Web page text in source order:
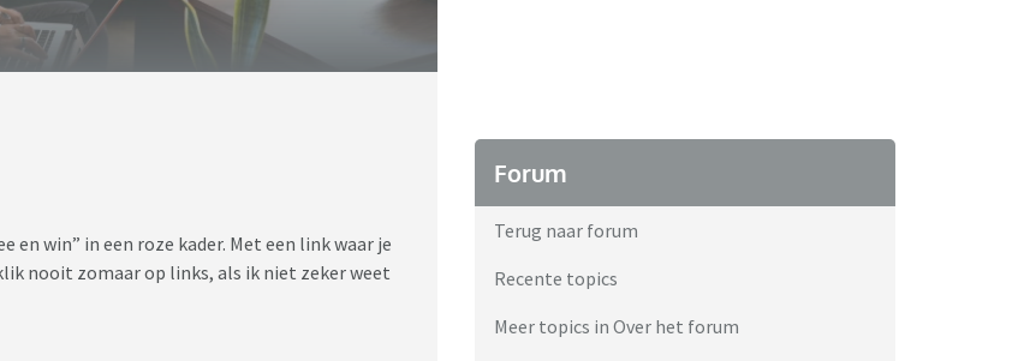
en win” in een roze kader. Met een link waar je
nooit zomaar op links, als ik niet zeker weet
Forum
Terug naar forum
Recente topics
Meer topics in Over het forum